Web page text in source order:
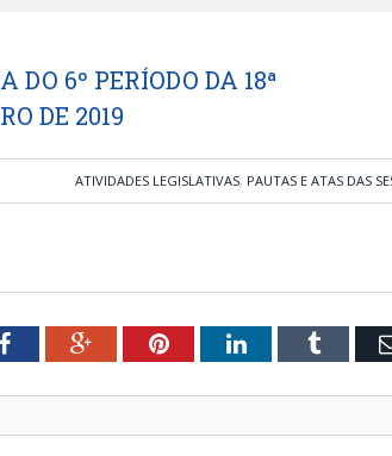
DO 6º PERÍODO DA 18ª
DE 2019
ATIVIDADES LEGISLATIVAS, PAUTAS E ATAS DAS
FacebookGoogle+PinterestLinkedInTumblr